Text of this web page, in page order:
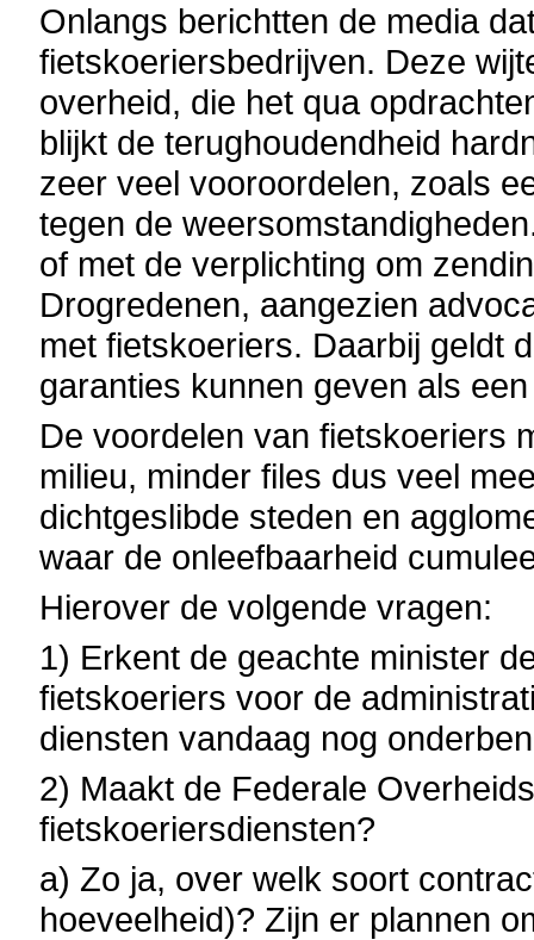
Onlangs berichtten de media
fietskoeriersbedrijven. Deze
overheid, die het qua
blijkt de terughoudendheid
zeer veel vooroordelen, zoals
tegen de
of met de verplichting om
Drogredenen, aangezien
met fietskoeriers. Daarbij geldt
garanties kunnen geven als
De voordelen van fietskoeriers
milieu, minder files dus veel
dichtgeslibde steden en
waar de onleefbaarheid
Hierover de volgende vragen:
1) Erkent de geachte minister
fietskoeriers voor de
diensten vandaag nog
2) Maakt de Federale
fietskoeriersdiensten?
a) Zo ja, over welk soort
hoeveelheid)? Zijn er plannen